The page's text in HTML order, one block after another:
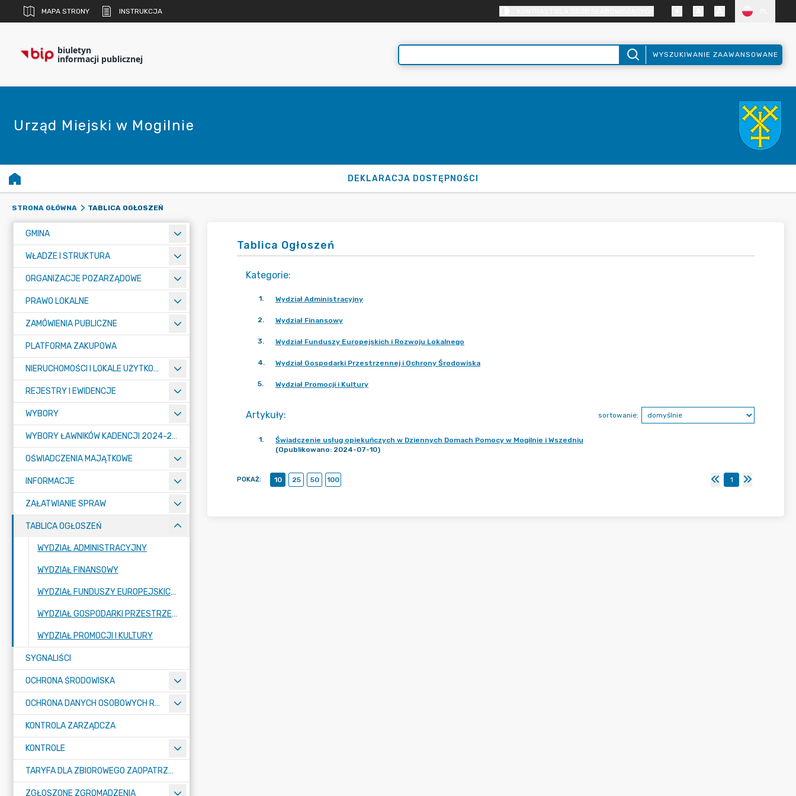
MAPA STRONY INSTRUKCJA
biuletyn
informacji publicznej WYSZUKIWANIE ZAAWANSOWANE
Urząd Miejski w Mogilnie
DEKLARACJA DOSTĘPNOŚCI
STRONA GŁÓWNA TABLICA OGŁOSZEŃ
GMINA
WŁADZE I STRUKTURA
ORGANIZACJE POZARZĄDOWE
PRAWO LOKALNE
ZAMÓWIENIA PUBLICZNE
PLATFORMA ZAKUPOWA
NIERUCHOMOŚCI I LOKALE UŻYTKOWE
REJESTRY I EWIDENCJE
WYBORY
WYBORY ŁAWNIKÓW KADENCJI 2024-2027
OŚWIADCZENIA MAJĄTKOWE
INFORMACJE
ZAŁATWIANIE SPRAW
TABLICA OGŁOSZEŃ
WYDZIAŁ ADMINISTRACYJNY
WYDZIAŁ FINANSOWY
WYDZIAŁ FUNDUSZY EUROPEJSKICH I ROZWOJU LOKALNEGO
WYDZIAŁ GOSPODARKI PRZESTRZENNEJ I OCHRONY ŚRODOWISKA
WYDZIAŁ PROMOCJI I KULTURY
SYGNALIŚCI
OCHRONA ŚRODOWISKA
OCHRONA DANYCH OSOBOWYCH RODO
KONTROLA ZARZĄDCZA
KONTROLE
TARYFA DLA ZBIOROWEGO ZAOPATRZENIA W WODĘ I ZBIOROWEGO ODPROWADZANIA ŚCIEKÓW
ZGŁOSZONE ZGROMADZENIA
Tablica Ogłoszeń
Kategorie:
1. Wydział Administracyjny
2. Wydział Finansowy
3. Wydział Funduszy Europejskich i Rozwoju Lokalnego
4. Wydział Gospodarki Przestrzennej i Ochrony Środowiska
5. Wydział Promocji i Kultury
Artykuły: sortowanie:
1.
Świadczenie usług opiekuńczych w Dziennych Domach Pomocy w Mogilnie i Wszedniu
(Opublikowano: 2024-07-10)
POKAŻ: 10 25 50 100 1